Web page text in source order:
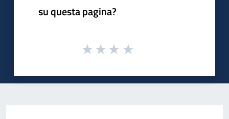
su questa pagina?